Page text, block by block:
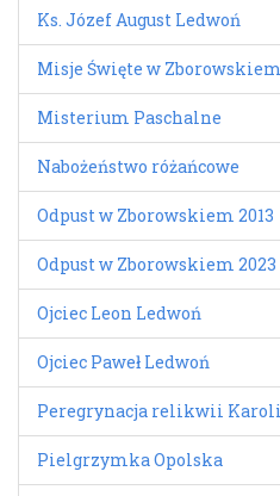
Ks. Józef August Ledwoń
Misje Święte w Zborowskiem
Misterium Paschalne
Nabożeństwo różańcowe
Odpust w Zborowskiem 2013
Odpust w Zborowskiem 2023
Ojciec Leon Ledwoń
Ojciec Paweł Ledwoń
Peregrynacja relikwii
Pielgrzymka Opolska